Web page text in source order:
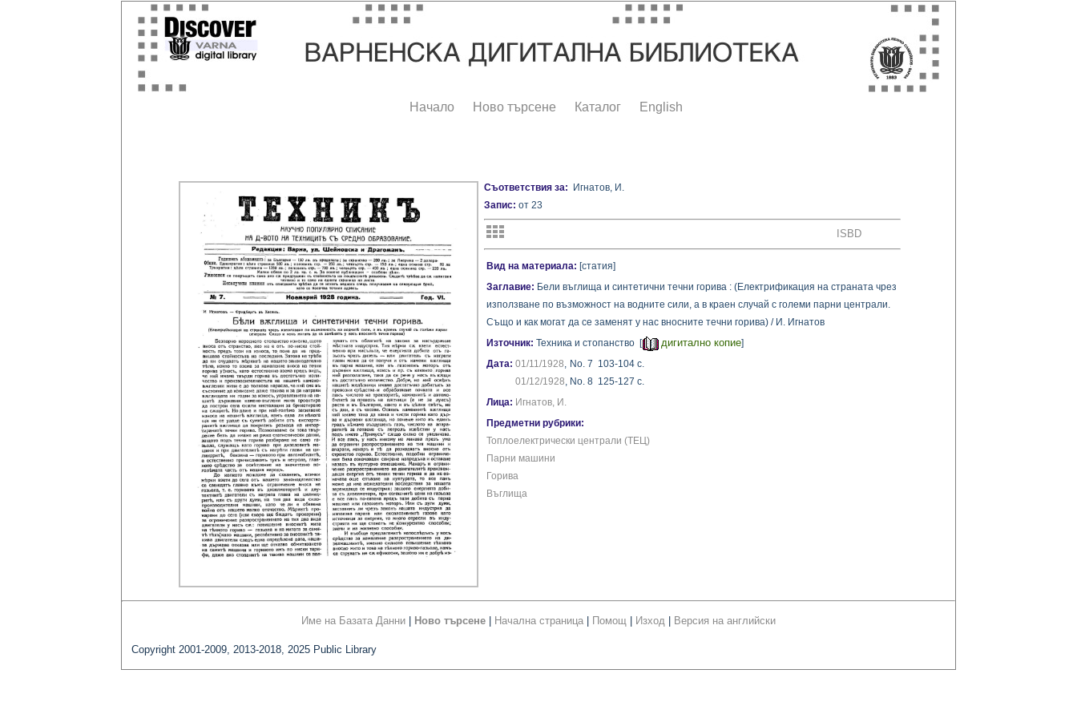
Начало Ново търсене Каталог English
Съответствия за: Игнатов, И.
Запис: от 23
ISBD
Вид на материала: [статия]
Заглавие: Бели въглища и синтетични течни горива : (Електрификация на страната чрез
използване по възможност на водните сили, а в краен случай с големи парни централи.
Също и как могат да се заменят у нас вносните течни горива) / И. Игнатов
Източник: Техника и стопанство [ дигитално копие]
Дата: 01/11/1928, No. 7 103-104 с.
01/12/1928, No. 8 125-127 с.
Лица: Игнатов, И.
Предметни рубрики:
Топлоелектрически централи (ТЕЦ)
Парни машини
Горива
Въглища
Име на Базата Данни Ново търсене Начална страница Помощ Изход Версия на английски
Copyright 2001-2009, 2013-2018, 2025 Public Library